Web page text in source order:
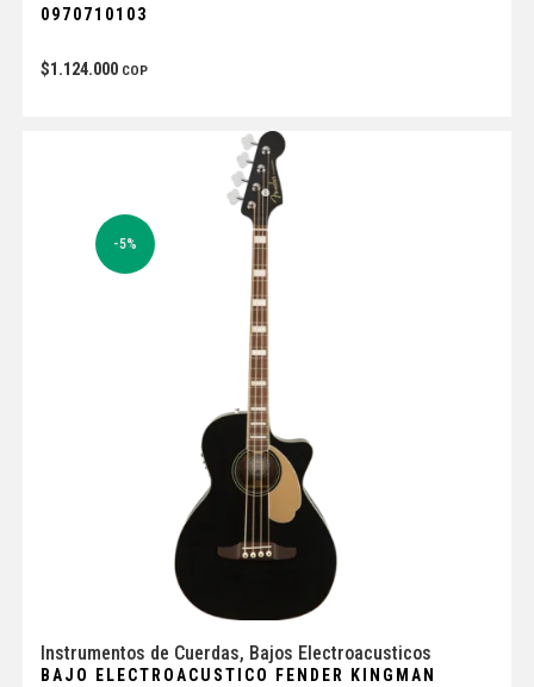
0970710103
$1.124.000 COP
-5%
Instrumentos de Cuerdas, Bajos Electroacusticos
BAJO ELECTROACUSTICO FENDER KINGMAN